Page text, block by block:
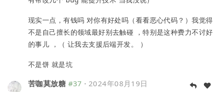
现实一点，有钱吗 对你有好处吗（看看恶心代码？）我觉得
不是自己擅长的领域最好别去触碰 ，特别是这种费力不讨好
的事儿 ，（ 让我去支援后端开发。 ）
不是饼 就是坑
苦咖莫放糖 #37 · 2024年08月19日